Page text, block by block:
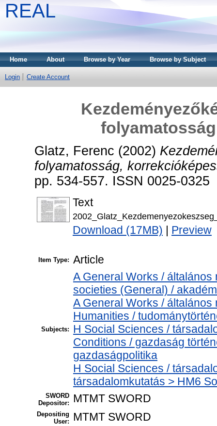
REAL
Home About Browse by Year Browse by Subject
Login Create Account
Glatz, Ferenc (2002)
folyamatosság,
pp. 534-557. ISSN 0025-0325
Text
Download (17MB) Preview
Item Type: Article
Subjects:
A General Works /
societies (General) /
A General Works /
Humanities /
H Social Sciences /
Conditions / gazdaság
gazdaságpolitika
H Social Sciences /
társadalomkutatás > HM6
SWORD
Depositor:
MTMT SWORD
Depositing
User:
MTMT SWORD